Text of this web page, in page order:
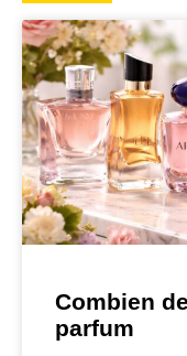
Combien
parfum